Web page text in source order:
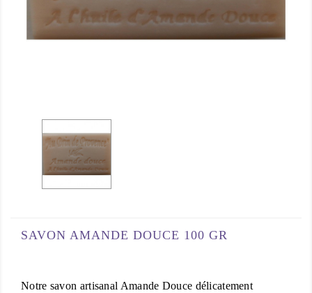
SAVON AMANDE DOUCE 100 GR
Notre savon artisanal Amande Douce délicatement